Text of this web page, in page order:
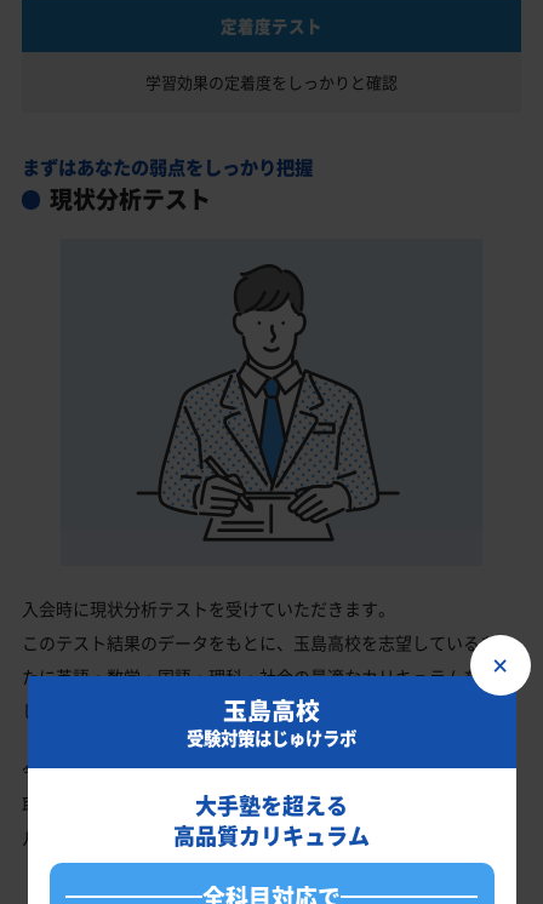
定着度テスト
学習効果の定着度を しっかりと確認
まずはあなたの弱点をしっかり把握
現状分析テスト
入会時に現状分析テストを受けていただきます。
このテスト結果のデータをもとに、玉島高校を志望しているあな
たに英語・数学・国語・理科・社会の最適なカリキュラムを作成
します。
今の成績・偏差値から玉島高校の入試で確実に合格最低点以上を
取る、余裕を持って合格点を取るための勉強法、学習スケジュー
ルを明確にします。
×
玉島高校
受験対策はじゅけラボ
大手塾を超える
高品質カリキュラム
全科目対応で